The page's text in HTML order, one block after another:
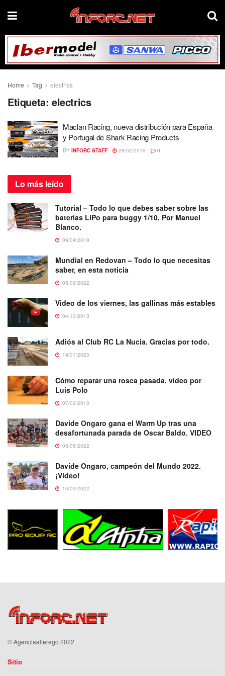
Home Tag electrics
Etiqueta: electrics
Maclan Racing, nueva distribución para España
y Portugal de Shark Racing Products
BY INFORC STAFF 28/02/2019 0
Lo más leído
Tutorial – Todo lo que debes saber sobre las
baterías LiPo para buggy 1/10. Por Manuel
Blanco.
09/04/2019
Mundial en Redovan – Todo lo que necesitas
saber, en esta noticia
05/09/2022
Video de los viernes, las gallinas más estables
04/10/2013
Adiós al Club RC La Nucia. Gracias por todo.
19/01/2023
Cómo reparar una rosca pasada, vídeo por
Luis Polo
07/02/2013
Davide Ongaro gana el Warm Up tras una
desafortunada parada de Oscar Baldo. VIDEO
05/06/2022
Davide Ongaro, campeón del Mundo 2022.
¡Video!
10/09/2022
©Agenciaalterego 2022
Sitio